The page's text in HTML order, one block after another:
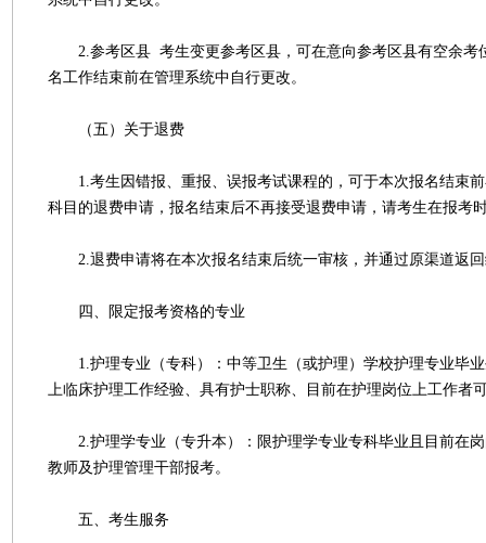
2.参考区县 考生变更参考区县，可在意向参考区县有空余考
名工作结束前在管理系统中自行更改。
（五）关于退费
1.考生因错报、重报、误报考试课程的，可于本次报名结束前
科目的退费申请，报名结束后不再接受退费申请，请考生在报考
2.退费申请将在本次报名结束后统一审核，并通过原渠道返回
四、限定报考资格的专业
1.护理专业（专科）：中等卫生（或护理）学校护理专业毕业
上临床护理工作经验、具有护士职称、目前在护理岗位上工作者
2.护理学专业（专升本）：限护理学专业专科毕业且目前在岗
教师及护理管理干部报考。
五、考生服务